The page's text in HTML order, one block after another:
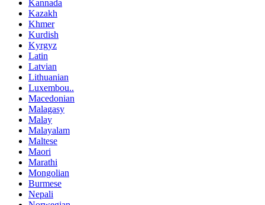
Kannada
Kazakh
Khmer
Kurdish
Kyrgyz
Latin
Latvian
Lithuanian
Luxembou..
Macedonian
Malagasy
Malay
Malayalam
Maltese
Maori
Marathi
Mongolian
Burmese
Nepali